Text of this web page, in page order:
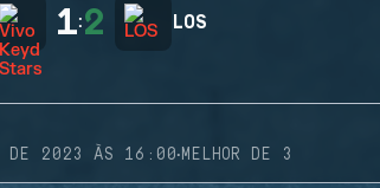
1:2 LOS
DE 2023 ÀS 16:00·MELHOR DE 3